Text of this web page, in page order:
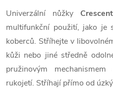
Univerzální nůžky
multifunkční použití, jako je
koberců. Stříhejte v
kůži nebo jiné středně
pružinovým
rukojetí. Stříhají přímo od